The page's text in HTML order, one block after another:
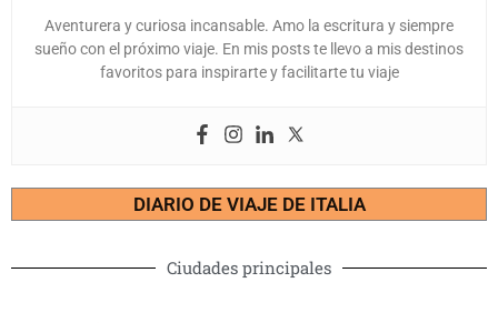
Aventurera y curiosa incansable. Amo la escritura y siempre
sueño con el próximo viaje. En mis posts te llevo a mis destinos
favoritos para inspirarte y facilitarte tu viaje
DIARIO DE VIAJE DE ITALIA
Ciudades principales